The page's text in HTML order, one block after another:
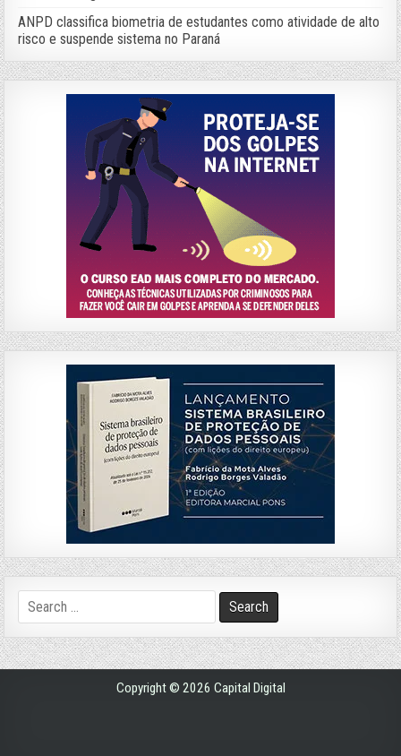
ANPD classifica biometria de estudantes como atividade de alto
risco e suspende sistema no Paraná
Search
for:
Copyright © 2026 Capital Digital